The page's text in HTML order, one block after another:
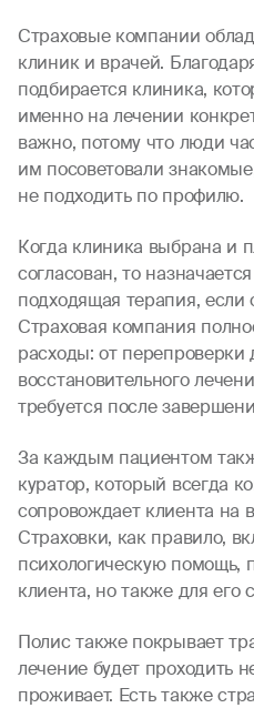
Страховые компании
клиник и врачей.
подбирается клиника,
именно на лечении
важно, потому что люди
им посоветовали
не подходить по профилю.
Когда клиника выбрана и
согласован, то
подходящая терапия,
Страховая компания
расходы: от перепроверки
восстановительного
требуется после
За каждым пациентом
куратор, который всегда
сопровождает клиента на
Страховки, как правило,
психологическую помощь,
клиента, но также для его
Полис также покрывает
лечение будет проходить
проживает. Есть также